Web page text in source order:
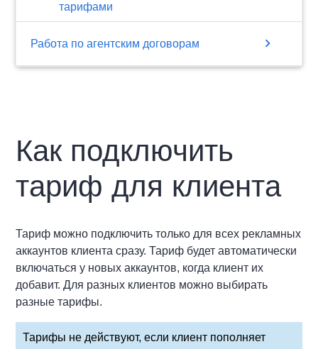
тарифами
Работа по агентским договорам chevron_right
Как подключить
тариф для клиента
Тариф можно подключить только для всех рекламных
аккаунтов клиента сразу. Тариф будет автоматически
включаться у новых аккаунтов, когда клиент их
добавит. Для разных клиентов можно выбирать
разные тарифы.
Тарифы не действуют, если клиент пополняет